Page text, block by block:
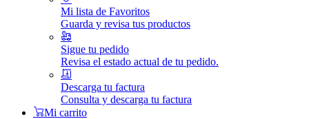
Mi lista de Favoritos
Guarda y revisa tus productos
Sigue tu pedido
Revisa el estado actual de tu pedido.
Descarga tu factura
Consulta y descarga tu factura
Mi carrito